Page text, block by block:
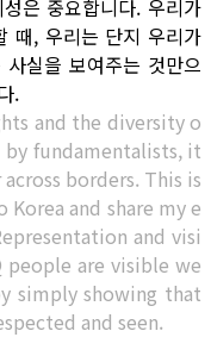
은 중요합니다. 우리가
때, 우리는 단지 우리가
실을 보여주는 것만으
.
and the diversity o
fundamentalists, it
borders. This is
and share my e
and visi
people are visible we
simply showing that
and seen.